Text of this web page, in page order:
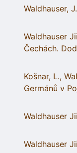
Waldhauser,
Waldhauser
Čechách.
Košnar, L.,
Germánů v
Waldhauser
Waldhauser